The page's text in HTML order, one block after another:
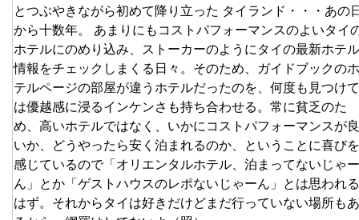
とつぶやきながら初めて降り立った タイランド・・・あの
から十数年。 あまりにもコストパフォーマンスのよいタイ
ホテルにのめり込み、ストーカーのようにタイの最新ホテル
情報をチェックしまくる日々。そのため、ガイドブックのホ
テルページの部屋が違うホテルだったのを、何度も見つけて
は優越感に浸るインケンさも持ち合わせる。常に貧乏のた
め、高いホテルではなく、いかにコストパフォーマンスが良
いか、どうやったら安く泊まれるのか、ということに喜びを
感じているので「オリエンタルホテル、泊まってないじゃー
ん」とか「ゲストハウスのレポないじゃーん」とは思われる
はず。それからタイは好きだけどまだ行っていない場所もあ